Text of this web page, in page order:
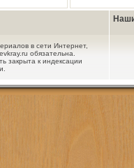
в сети Интернет,
обязательна.
закрыта к индексации